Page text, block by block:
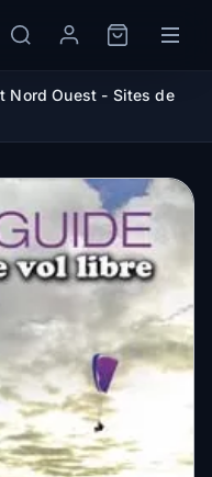
Nord Ouest - Sites de